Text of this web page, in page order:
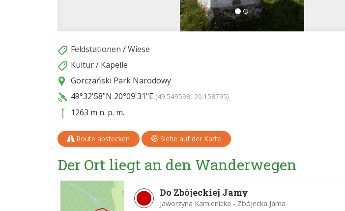
Feldstationen /Wiese
Kultur/ Kapelle
Gorczański Park Narodowy
49°32'58"N 20°09'31"E (49.549598, 20.158795)
1263 m n. p. m.
Route abstecken Siehe auf der Karte
Der Ort liegt an den Wanderwegen
Do Zbójeckiej Jamy
Jaworzyna Kamienicka - Zbójecka Jama